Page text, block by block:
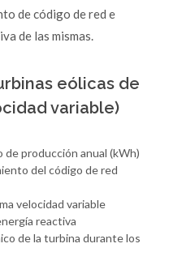
de código de red e
de las mismas.
eólicas de
variable)
producción anual (kWh)
del código de red
velocidad variable
reactiva
de la turbina durante los